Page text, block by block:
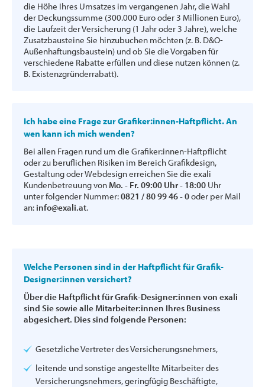
die Höhe Ihres Umsatzes im vergangenen Jahr, die Wahl
der Deckungssumme (300.000 Euro oder 3 Millionen Euro),
die Laufzeit der Versicherung (1 Jahr oder 3 Jahre), welche
Zusatzbausteine Sie hinzubuchen möchten (z. B. D&O-
Außenhaftungsbaustein) und ob Sie die Vorgaben für
verschiedene Rabatte erfüllen und diese nutzen können (z.
B. Existenzgründerrabatt).
Ich habe eine Frage zur Grafiker:innen-Haftpflicht. An
wen kann ich mich wenden?
Bei allen Fragen rund um die Grafiker:innen-Haftpflicht
oder zu beruflichen Risiken im Bereich Grafikdesign,
Gestaltung oder Webdesign erreichen Sie die exali
Kundenbetreuung von Mo. - Fr. 09:00 Uhr - 18:00 Uhr
unter folgender Nummer:0821 / 80 99 46 - 0oder per Mail
an: info@exali.at.
Welche Personen sind in der Haftpflicht für Grafik-
Designer:innen versichert?
Über die Haftpflicht für Grafik-Designer:innen von exali
sind Sie sowie alle Mitarbeiter:innen Ihres Business
abgesichert. Dies sind folgende Personen:
Gesetzliche Vertreter des Versicherungsnehmers,
leitende und sonstige angestellte Mitarbeiter des
Versicherungsnehmers, geringfügig Beschäftigte,